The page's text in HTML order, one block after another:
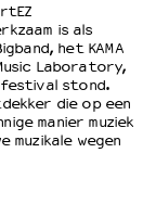
is als
het KAMA
Laboratory,
festival stond.
die op een
manier muziek
muzikale wegen